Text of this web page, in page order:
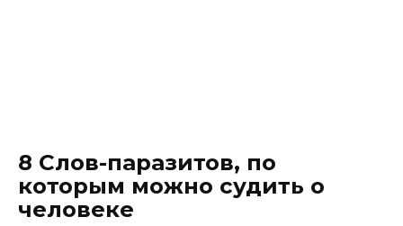
8 Cлов-паразитов, по
которым можно судить о
человеке